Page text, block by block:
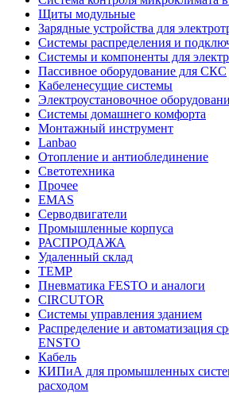
Щиты модульные
Зарядные устройства для
Системы распределения и
Системы и компоненты для
Пассивное оборудование для СКС
Кабеленесущие системы
Электроустановочное
Системы домашнего комфорта
Монтажный инструмент
Lanbao
Отопление и антиоблединение
Светотехника
Прочее
EMAS
Cерводвигатели
Промышленные корпуса
РАСПРОДАЖА
Удаленный склад
TEMP
Пневматика FESTO и аналоги
CIRCUTOR
Системы управления зданием
Распределение и автоматизация
ENSTO
Кабель
КИПиА для промышленных
расходом